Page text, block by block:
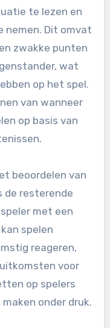
te lezen en
nemen. Dit omvat
zwakke punten
wat
op het spel.
van wanneer
op basis van
beoordelen van
de resterende
met een
spelen
reageren,
voor
op spelers
onder druk.